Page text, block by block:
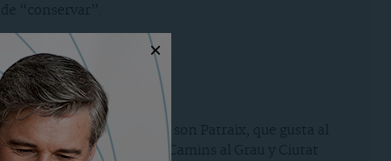
“conservar”.
de los valencianos son Patraix, que gusta al
Después se encuentran Camins al Grau y Ciutat